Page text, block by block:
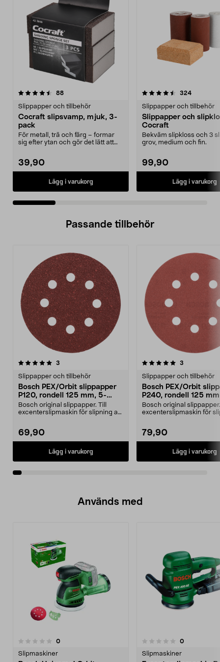
88recensioner
Slippapper och tillbehör
Cocraft slipsvamp, mjuk, 3-
pack
För metall, trä och färg – formar
sig efter ytan och gör det lätt att
39,90
Lägg i varukorg
4.5 av 5 stjärnor 324
Slippapper och tillbehör
Slippapper och
Cocraft
Bekväm slipkloss och 3
grov, medium och fin.
99,90
Lägg i varukorg
4.5 av 5 stjärnor
Passande tillbehör
3
Slippapper och tillbehör
Bosch PEX/Orbit slippapper
P120, rondell 125 mm, 5-
pack
Bosch original slippapper. Till
excenterslipmaskin för slipning av
69,90
Lägg i varukorg
5.0av 5 stjärnor 3
Slippapper och tillbehör
Bosch PEX/Orbit
P240, rondell 125
pack
Bosch original
excenterslipmaskin för
79,90
Lägg i varukorg
5.0av 5 stjärnor
Används med
0recensioner
Slipmaskiner
0.0 av 5 stjärnor 0recensioner
Slipmaskiner
0.0 av 5 stjärnor